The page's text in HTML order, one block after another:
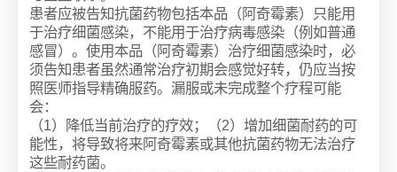
患者应被告知抗菌药物包括本品（阿奇霉素）只能用
于治疗细菌感染，不能用于治疗病毒感染（例如普通
感冒）。使用本品（阿奇霉素）治疗细菌感染时，必
须告知患者虽然通常治疗初期会感觉好转，仍应当按
照医师指导精确服药。漏服或未完成整个疗程可能
会：
（1）降低当前治疗的疗效；（2）增加细菌耐药的可
能性，将导致将来阿奇霉素或其他抗菌药物无法治疗
这些耐药菌。